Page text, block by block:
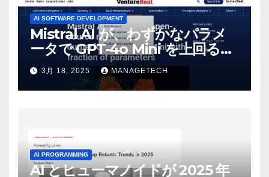
AI SOFTWARE DEVELOPMENT
Mistral AI が、わずかなパラメ
ータで GPT-4o Mini を上回る新
しいオープンソース モデルをリ
リース | VentureBeat
3月 18, 2025 MANAGETECH
AI PROGRAMMING
AI とヒューマノイドが 2025 年